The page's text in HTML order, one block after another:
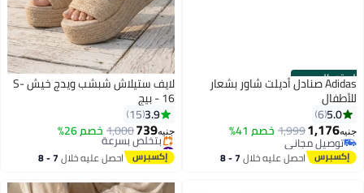
الستور الرسميAdidas صنادل أديلت شاور بشعار
للأطفال
5.0
6
جنيه1,176
1,999خصم 41%
توصيل مجاني
توصيل مجانياحصل عليه خلال 7 - 8
لايف ستيلاش شبشب ويدج خيش S-
16 - بيج
3.9
15
جنيه739
1,000خصم 26%
#3 في صنادل بكعب عريض
توصيل مجاني
بتخلّص بسرعة
#3 في صنادل بكعب عريض
احصل عليه خلال 7 - 8